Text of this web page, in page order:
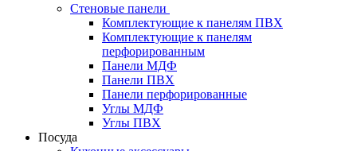
Стеновые панели
Комплектующие к панелям ПВХ
Комплектующие к панелям
перфорированным
Панели МДФ
Панели ПВХ
Панели перфорированные
Углы МДФ
Углы ПВХ
Посуда